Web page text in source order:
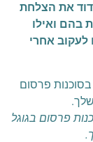
את הצלחת
בהם ואילו
לעקוב אחרי
פרסום בגוגל